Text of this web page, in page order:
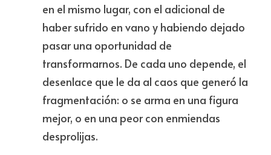
en el mismo lugar, con el adicional de
haber sufrido en vano y habiendo dejado
pasar una oportunidad de
transformarnos. De cada uno depende, el
desenlace que le da al caos que generó la
fragmentación: o se arma en una figura
mejor, o en una peor con enmiendas
desprolijas.